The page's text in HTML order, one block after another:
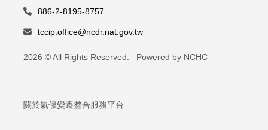
886-2-8195-8757
tccip.office@ncdr.nat.gov.tw
2026 © All Rights Reserved. Powered by NCHC
關於氣候變遷整合服務平台